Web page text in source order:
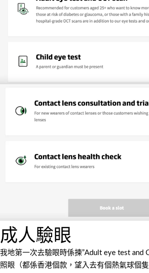
成人驗眼
我地第一次去驗眼時係揀”Adult eye test and
照眼（都係香港個款，望入去有個熱氣球個